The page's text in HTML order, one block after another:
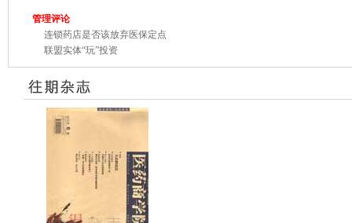
管理评论
连锁药店是否该放弃医保定点
联盟实体“玩”投资